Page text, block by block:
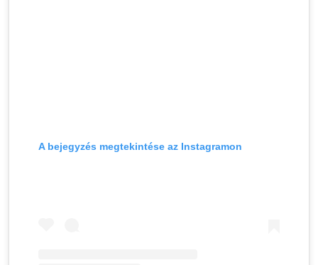
A bejegyzés megtekintése az Instagramon